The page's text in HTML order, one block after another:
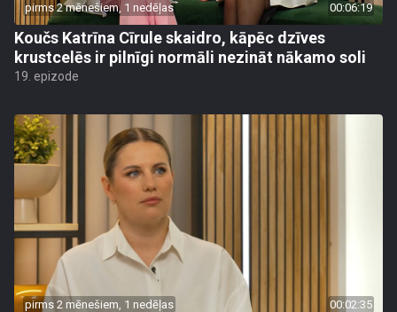
pirms 2 mēnešiem, 1 nedēļas 00:06:19
Koučs Katrīna Cīrule skaidro, kāpēc dzīves
krustcelēs ir pilnīgi normāli nezināt nākamo soli
19. epizode
pirms 2 mēnešiem, 1 nedēļas 00:02:35